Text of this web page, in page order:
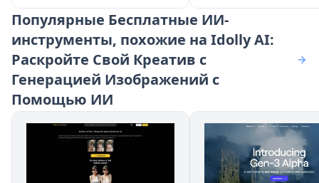
генерирует
высококачественные наряды
для ваших фотографий из
текстовых подсказок.
Улучшите свой профиль для
знакомств, создайте
профессиональный образ для
онлайн-сетей, освежите
старые фотографии или
найдите свой новый стиль.
пользователям
новые изображения из
описаний ИИ и
эти описания перед
созданием новых
Популярные Бесплатные ИИ-
инструменты, похожие на Idolly AI:
Раскройте Свой Креатив с
Генерацией Изображений с
Помощью ИИ